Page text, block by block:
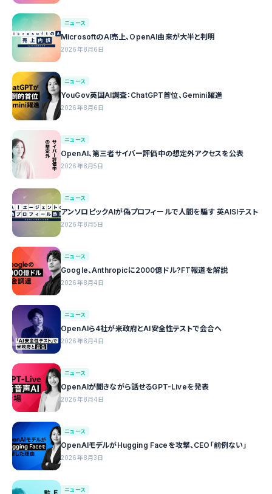
ニュース
MicrosoftのAI売上、OpenAI由来が大半と判明
2026年8月6日
ニュース
YouGov英国AI調査：ChatGPT首位、Gemini躍進
2026年8月6日
ニュース
OpenAI、第三者サイバー評価中の想定外アクセスを公表
2026年8月5日
ニュース
アンソロピックAIが偽プロフィールで人間を騙す 英AISIテスト
2026年8月5日
ニュース
Google、Anthropicに2000億ドル?FT報道を解説
2026年8月4日
ニュース
OpenAIら4社が米政府とAI安全性テストで会合へ
2026年8月4日
ニュース
OpenAIが聞きながら話せるGPT-Liveを発表
2026年8月4日
ニュース
OpenAIモデルがHugging Faceを攻撃、CEO「前例ない」
2026年8月3日
ニュース